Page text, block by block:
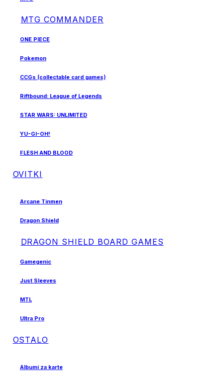
MTG COMMANDER
ONE PIECE
Pokemon
CCGs (collectable card games)
Riftbound: League of Legends
STAR WARS: UNLIMITED
YU-GI-OH!
FLESH AND BLOOD
OVITKI
Arcane Tinmen
Dragon Shield
DRAGON SHIELD BOARD GAMES
Gamegenic
Just Sleeves
MTL
Ultra Pro
OSTALO
Albumi za karte